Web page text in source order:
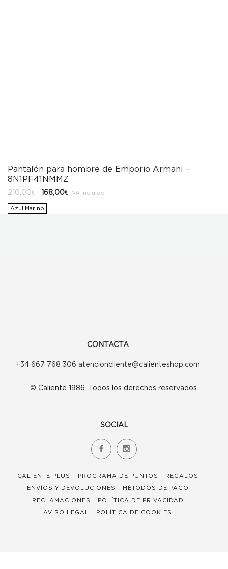
Pantalón para hombre de Emporio Armani –
8N1PF41NMMZ
210,00€
El
original
era:
168,00€ElIVA incluido
Azul Marino
CONTACTA
+34 667 768 306 atencioncliente@calienteshop.com
© Caliente 1986. Todos los derechos reservados.
SOCIAL
CALIENTE PLUS – PROGRAMA DE PUNTOS
REGALOS
ENVÍOS Y DEVOLUCIONES
MÉTODOS DE PAGO
RECLAMACIONES
POLÍTICA DE PRIVACIDAD
AVISO LEGAL
POLÍTICA DE COOKIES